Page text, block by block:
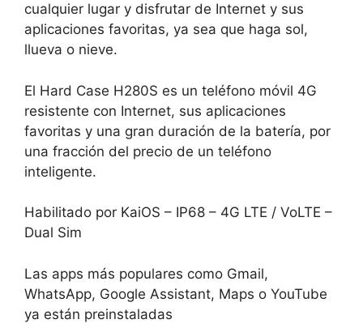
cualquier lugar y disfrutar de Internet y sus
aplicaciones favoritas, ya sea que haga sol,
llueva o nieve.
El Hard Case H280S es un teléfono móvil 4G
resistente con Internet, sus aplicaciones
favoritas y una gran duración de la batería, por
una fracción del precio de un teléfono
inteligente.
Habilitado por KaiOS – IP68 – 4G LTE / VoLTE –
Dual Sim
Las apps más populares como Gmail,
WhatsApp, Google Assistant, Maps o YouTube
ya están preinstaladas